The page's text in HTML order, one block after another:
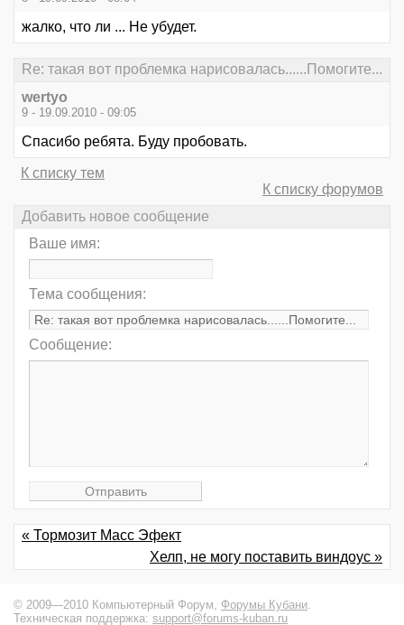
жалко, что ли ... Не убудет.
Re: такая вот проблемка нарисовалась......Помогите...
wertyo
9 - 19.09.2010 - 09:05
Спасибо ребята. Буду пробовать.
К списку тем
К списку форумов
Добавить новое сообщение
Ваше имя:
Тема сообщения:
Сообщение:
« Тормозит Масс Эфект
Хелп, не могу поставить виндоус »
© 2009—2010 Компьютерный Форум, Форумы Кубани
Техническая поддержка: support@forums-kuban.ru